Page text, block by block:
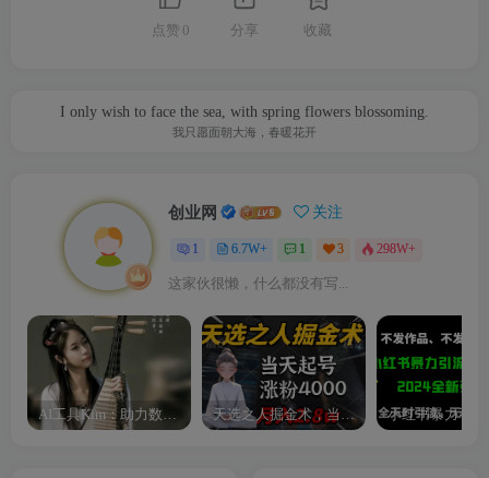
点赞 0 分享 收藏
I only wish to face the sea, with spring flowers blossoming.
我只愿面朝大海，春暖花开
创业网 关注
1 6.7W+ 1 3 298W+
这家伙很懒，什么都没有写...
AI工具Kim：助力数字化转型的智能助手 天选之人掘金术，当天起号，7条作品涨粉4000+，单月变现2.8w天选之人掘…